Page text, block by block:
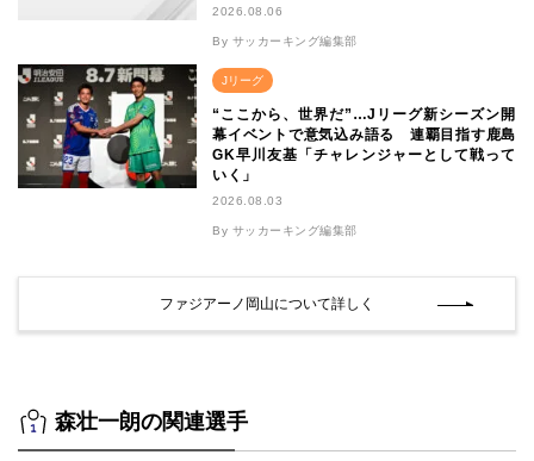
2026.08.06
By サッカーキング編集部
Jリーグ
“ここから、世界だ”…Jリーグ新シーズン開
幕イベントで意気込み語る 連覇目指す鹿島
GK早川友基「チャレンジャーとして戦って
いく」
2026.08.03
By サッカーキング編集部
ファジアーノ岡山について詳しく
森壮一朗の関連選手